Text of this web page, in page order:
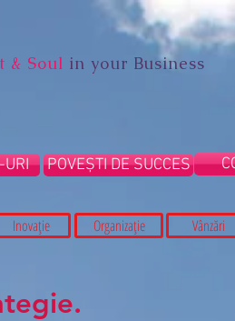
& Soul in your Business
URI POVEȘTI DE SUCCES
Inovație Organizație Vânzări